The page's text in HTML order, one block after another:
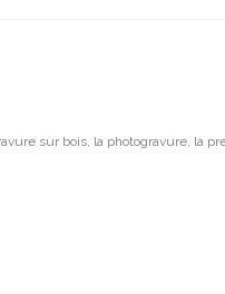
sur bois, la photogravure, la